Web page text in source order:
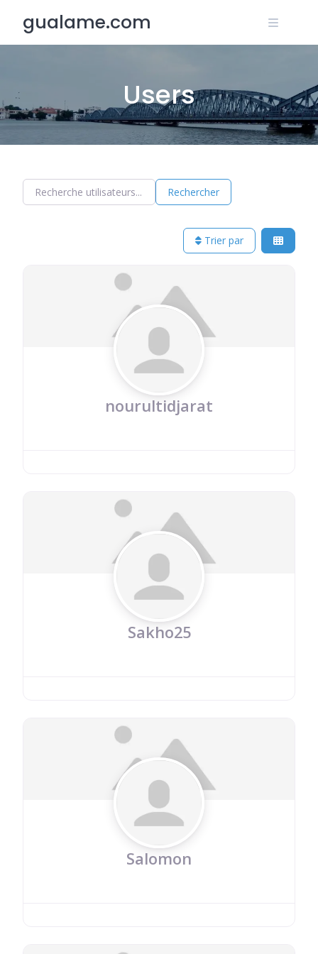
content
gualame.com
Users
Recherche utilisateurs...
Recherche utilisateurs... Rechercher
Trier par
nourultidjarat
Sakho25
Salomon